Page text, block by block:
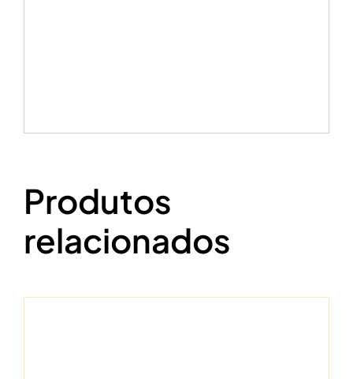
Produtos
relacionados